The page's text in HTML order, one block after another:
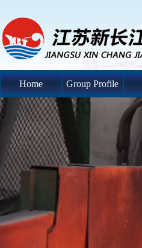
Home Group Profile